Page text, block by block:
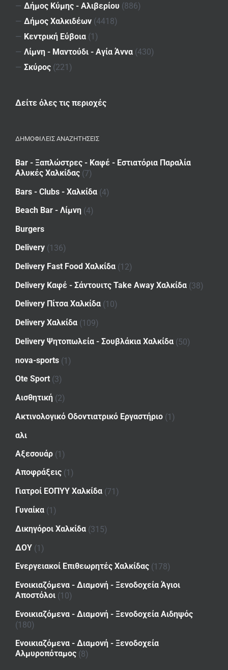
— Δήμος Κύμης - Αλιβερίου (886)
— Δήμος Χαλκιδέων (4418)
— Κεντρική Εύβοια (1)
— Λίμνη - Μαντούδι - Αγία Άννα (430)
— Σκύρος (221)
Δείτε όλες τις περιοχές
ΔΗΜΟΦΙΛΕΙΣ ΑΝΑΖΗΤΗΣΕΙΣ
Bar - Ξαπλώστρες - Καφέ - Εστιατόρια Παραλία
Αλυκές Χαλκίδας (7)
Bars - Clubs - Χαλκίδα (4)
Beach Bar - Λίμνη (4)
Burgers
Delivery (136)
Delivery Fast Food Χαλκίδα (12)
Delivery Καφέ - Σάντουιτς Take Away Χαλκίδα (38)
Delivery Πίτσα Χαλκίδα (10)
Delivery Χαλκίδα (109)
Delivery Ψητοπωλεία - Σουβλάκια Χαλκίδα (50)
nova-sports (1)
Ote Sport (3)
Αισθητική (2)
Ακτινολογικό Οδοντιατρικό Εργαστήριο (1)
αλι
Αξεσουάρ (1)
Αποφράξεις (1)
Γιατροί ΕΟΠΥΥ Χαλκίδα (71)
Γυναίκα (1)
Δικηγόροι Χαλκίδα (315)
ΔΟΥ (1)
Ενεργειακοί Επιθεωρητές Χαλκίδας (178)
Ενοικιαζόμενα - Διαμονή - Ξενοδοχεία Άγιοι
Αποστόλοι (10)
Ενοικιαζόμενα - Διαμονή - Ξενοδοχεία Αιδηψός
(180)
Ενοικιαζόμενα - Διαμονή - Ξενοδοχεία
Αλμυροπόταμος (8)